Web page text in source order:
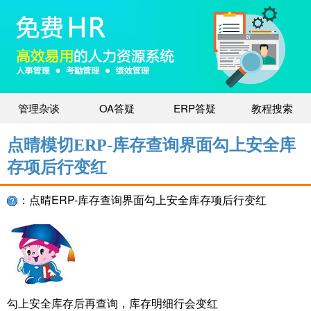
管理杂谈 OA答疑 ERP答疑 教程搜索
点晴模切ERP-库存查询界面勾上安全库
存项后行变红
：点晴ERP-库存查询界面勾上安全库存项后行变红
勾上安全库存后再查询，库存明细行会变红